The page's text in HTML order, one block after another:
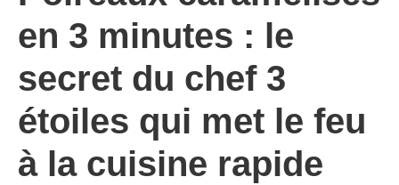
en 3 minutes : le
secret du chef 3
étoiles qui met le feu
à la cuisine rapide